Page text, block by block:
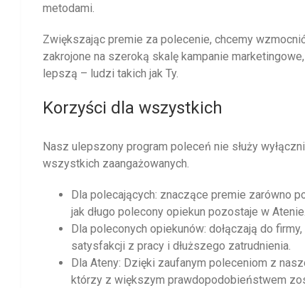
metodami.
Zwiększając premie za polecenie, chcemy
zakrojone na szeroką skalę kampanie
lepszą – ludzi takich jak Ty.
Korzyści dla wszystkich
Nasz ulepszony program poleceń nie służy
wszystkich zaangażowanych.
Dla polecających: znaczące premie zarówno
jak długo polecony opiekun pozostaje w Atenie.
Dla poleconych opiekunów: dołączają do
satysfakcji z pracy i dłuższego zatrudnienia.
Dla Ateny: Dzięki zaufanym poleceniom z
którzy z większym prawdopodobieństwem